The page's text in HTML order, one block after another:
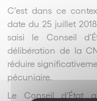
C’est dans ce
date du 25 juillet
saisi le Conseil
délibération de la
réduire
pécuniaire.
Le Conseil d’État